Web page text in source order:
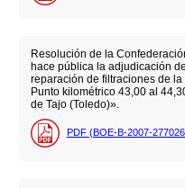
Resolución de la
hace pública la adjudicación
reparación de filtraciones de
Punto kilométrico 43,00 al
de Tajo (Toledo)».
PDF (BOE-B-2007-